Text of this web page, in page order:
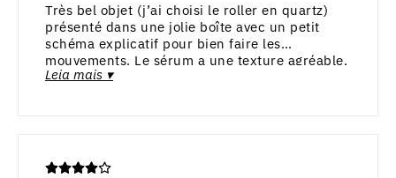
Très bel objet (j’ai choisi le roller en quartz)
présenté dans une jolie boîte avec un petit
schéma explicatif pour bien faire les
mouvements. Le sérum a une texture agréable,
ni grasse ni collante. Je ne fais pas la routine
Leia mais ▾